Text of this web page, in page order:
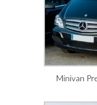
Minivan